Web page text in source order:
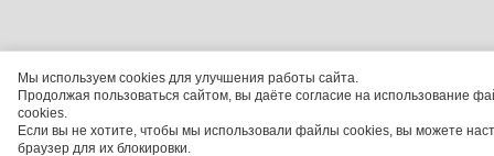
Мы используем cookies для улучшения работы сайта.
Продолжая пользоваться сайтом, вы даёте согласие на использование
cookies.
Если вы не хотите, чтобы мы использовали файлы cookies, вы можете
браузер для их блокировки.